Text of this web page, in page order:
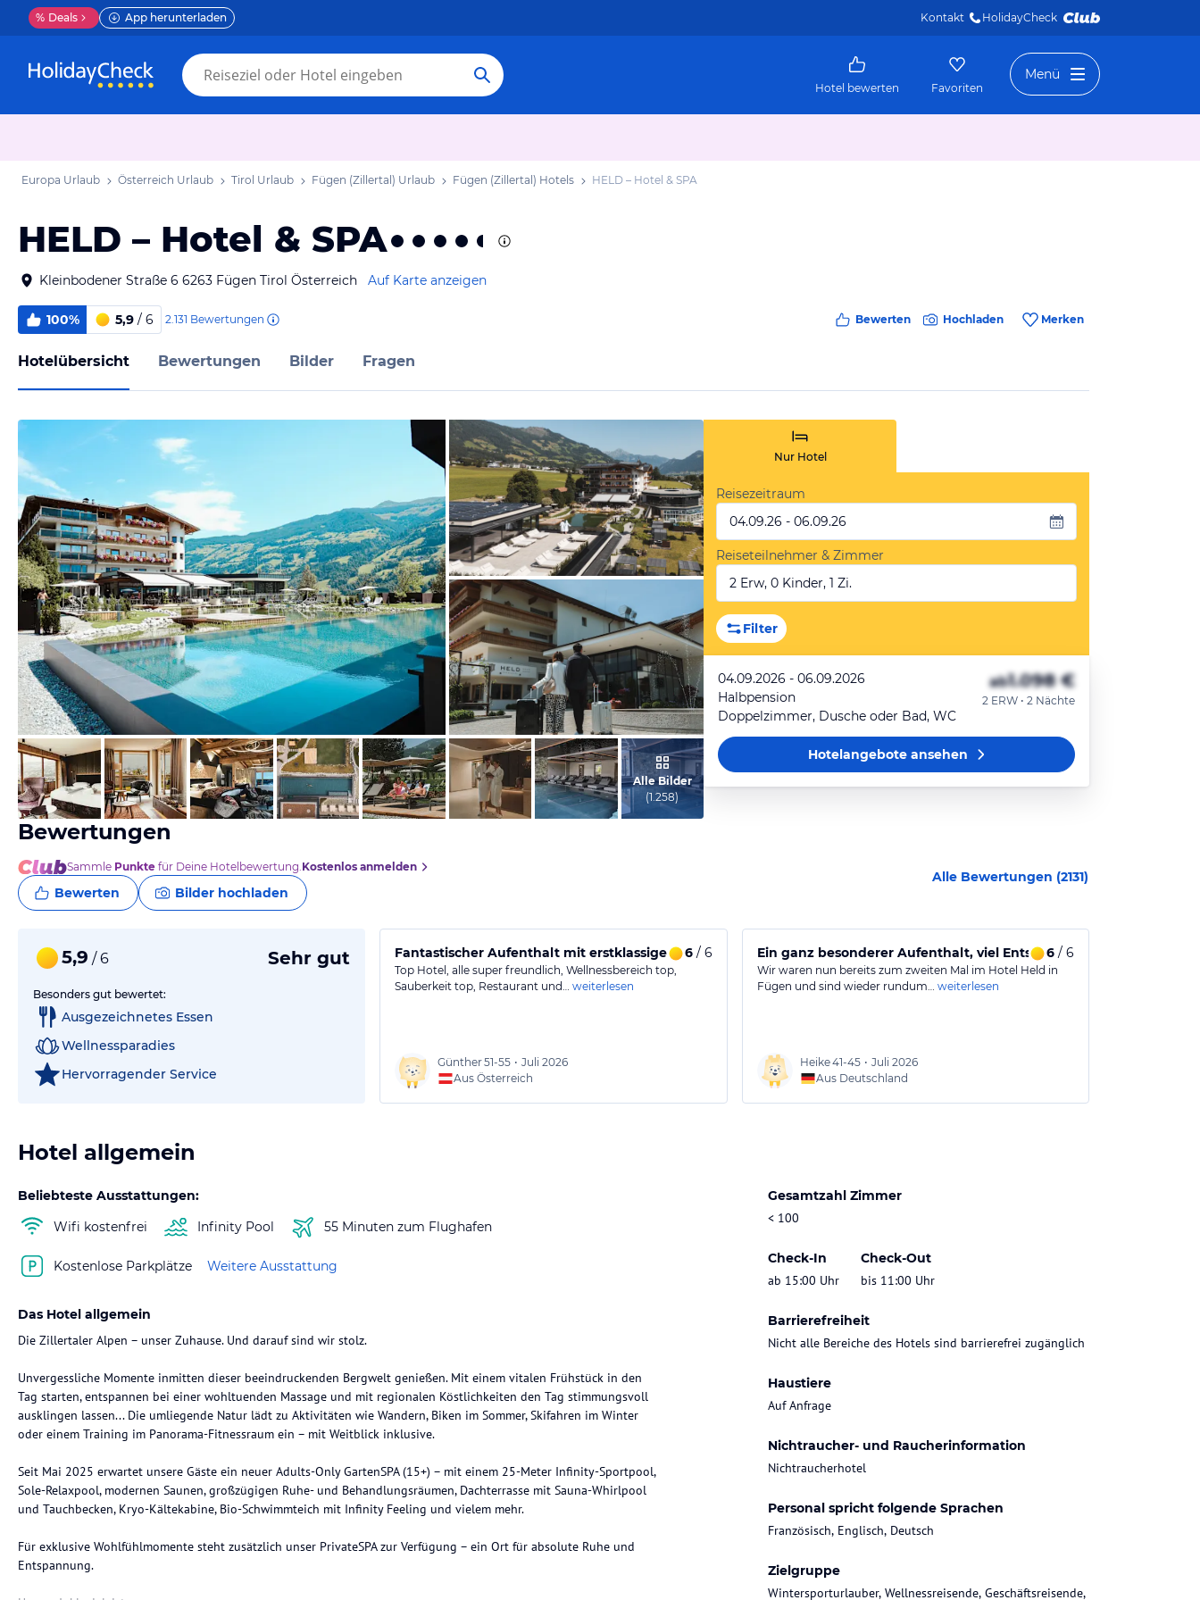
% Deals App herunterladen Kontakt HolidayCheck
Hotel bewerten Favoriten
Menü
Europa Urlaub Österreich Urlaub Tirol Urlaub Fügen (Zillertal) Urlaub Fügen (Zillertal) Hotels HELD – Hotel & SPA
HELD – Hotel & SPA
Kleinbodener Straße 6 6263 Fügen Tirol Österreich Auf Karte anzeigen
100% 5,9 / 6 2.131 Bewertungen Bewerten Hochladen Merken
Hotelübersicht Bewertungen Bilder Fragen
vom Hotelier, Juli 2025
vom Hotelier, Oktober 2025
vom Hotelier, Juni 2025
Alle Bilder
(1.258)
Nur Hotel
Reisezeitraum
04.09.26 - 06.09.26
Reiseteilnehmer & Zimmer
2 Erw, 0 Kinder, 1 Zi.
Filter
04.09.2026 - 06.09.2026
Halbpension
Doppelzimmer, Dusche oder Bad, WC
ab1.098 €
2 ERW • 2 Nächte
Hotelangeboteansehen
Bewertungen
Sammle Punkte für Deine Hotelbewertung.Kostenlos anmelden
Bewerten Bilder hochladen
Alle Bewertungen (2131)
5,9 / 6 Sehr gut
Besonders gut bewertet:
Ausgezeichnetes Essen
Wellnessparadies
Hervorragender Service
Fantastischer Aufenthalt mit erstklassigem Service und Wellness
6/ 6
Top Hotel, alle super freundlich, Wellnessbereich top,
Sauberkeit top, Restaurant und… weiterlesen
Günther51-55 • Juli 2026
Aus Österreich
Ein ganz besonderer Aufenthalt, viel Entspannung, Genuss und
6/ 6
Wir waren nun bereits zum zweiten Mal im Hotel Held in
Fügen und sind wieder rundum… weiterlesen
Heike41-45 • Juli 2026
Aus Deutschland
Hotel allgemein
Beliebteste Ausstattungen:
Wifi kostenfrei
Infinity Pool 55 Minuten zum Flughafen
Kostenlose Parkplätze Weitere Ausstattung
Gesamtzahl Zimmer
< 100
Check-In
ab 15:00 Uhr
Check-Out
bis 11:00 Uhr
Barrierefreiheit
Nicht alle Bereiche des Hotels sind barrierefrei zugänglich
Haustiere
Auf Anfrage
Nichtraucher- und Raucherinformation
Nichtraucherhotel
Personal spricht folgende Sprachen
Französisch, Englisch, Deutsch
Zielgruppe
Wintersporturlauber, Wellnessreisende, Geschäftsreisende,
Das Hotel allgemein
Die Zillertaler Alpen – unser Zuhause. Und darauf sind wir stolz.
Unvergessliche Momente inmitten dieser beeindruckenden Bergwelt genießen. Mit einem vitalen Frühstück in den
Tag starten, entspannen bei einer wohltuenden Massage und mit regionalen Köstlichkeiten den Tag stimmungsvoll
ausklingen lassen... Die umliegende Natur lädt zu Aktivitäten wie Wandern, Biken im Sommer, Skifahren im Winter
oder einem Training im Panorama-Fitnessraum ein – mit Weitblick inklusive.
Seit Mai 2025 erwartet unsere Gäste ein neuer Adults-Only GartenSPA (15+) – mit einem 25-Meter Infinity-Sportpool,
Sole-Relaxpool, modernen Saunen, großzügigen Ruhe- und Behandlungsräumen, Dachterrasse mit Sauna-Whirlpool
und Tauchbecken, Kryo-Kältekabine, Bio-Schwimmteich mit Infinity Feeling und vielem mehr.
Für exklusive Wohlfühlmomente steht zusätzlich unser PrivateSPA zur Verfügung – ein Ort für absolute Ruhe und
Entspannung.